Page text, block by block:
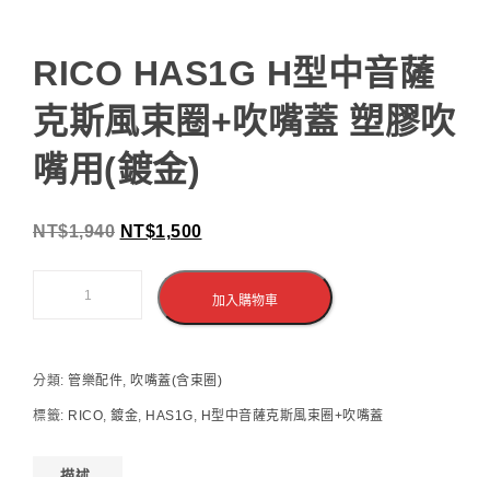
RICO HAS1G H型中音薩
克斯風束圈+吹嘴蓋 塑膠吹
嘴用(鍍金)
NT$1,940 NT$1,500
加入購物車
分類: 管樂配件, 吹嘴蓋(含束圈)
標籤: RICO, 鍍金, HAS1G, H型中音薩克斯風束圈+吹嘴蓋